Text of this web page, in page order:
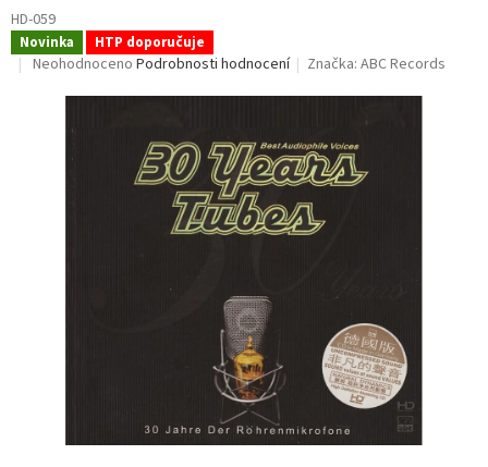
HD-059
Novinka HTP doporučuje
Průměrné
Neohodnoceno Podrobnosti hodnocení Značka:ABC Records